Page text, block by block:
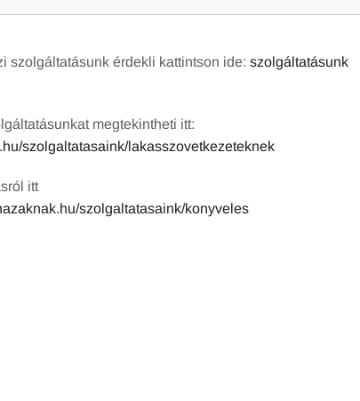
szolgáltatásunk érdekli kattintson ide: szolgáltatásunk
megtekintheti itt:
szolgaltatasaink/lakasszovetkezeteknek
itt
szolgaltatasaink/konyveles